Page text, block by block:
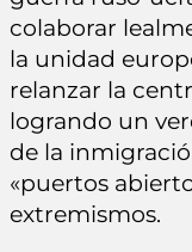
colaborar
la unidad
relanzar la
logrando un
de la
«puertos
extremismos.